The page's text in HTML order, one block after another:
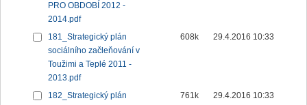
PRO OBDOBÍ 2012 -
2014.pdf
181_Strategický plán
sociálního začleňování v
Toužimi a Teplé 2011 -
2013.pdf
608k 29.4.2016 10:33
182_Strategický plán
761k 29.4.2016 10:33